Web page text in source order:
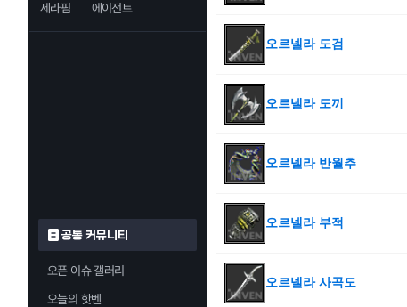
세라핌
에이전트
공통 커뮤니티
오픈 이슈 갤러리
오늘의 핫벤
오르넬라 도검
오르넬라 도끼
오르넬라 반월추
오르넬라 부적
오르넬라 사곡도